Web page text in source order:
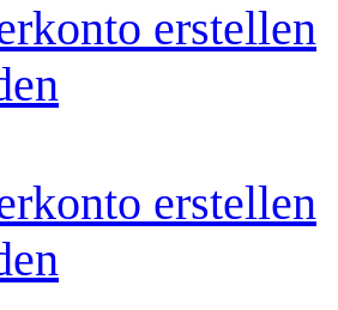
erstellen
erstellen